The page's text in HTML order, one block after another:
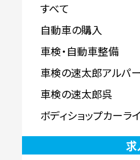
すべて
自動車の購入
車検・自動車整備
車検の速太郎アルパ
車検の速太郎呉
ボディショップカーラ
求